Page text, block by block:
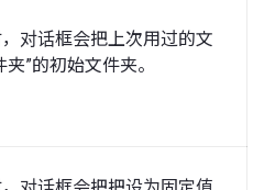
对话框会把上次用过的文
”的初始文件夹。